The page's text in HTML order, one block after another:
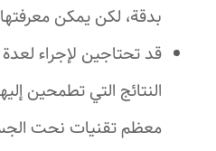
بدقة، لكن يمكن
قد تحتاجين لإجراء
النتائج التي تطمحين
معظم تقنيات نحت